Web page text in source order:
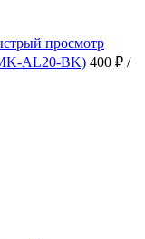
просмотр
AL20-BK) 400 ₽ /